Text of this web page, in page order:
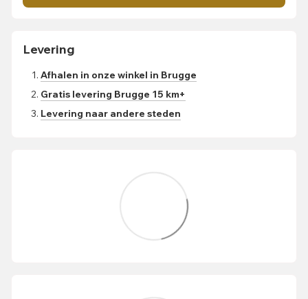
Levering
Afhalen in onze winkel in Brugge
Gratis levering Brugge 15 km+
Levering naar andere steden